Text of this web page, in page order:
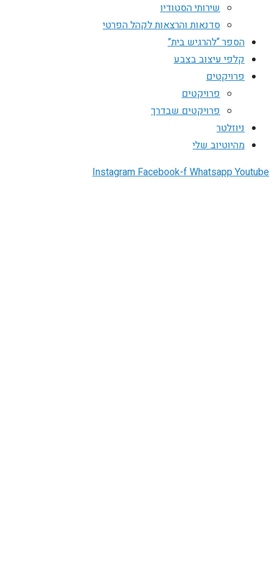
שירותי הסטודיו
סדנאות והרצאות לקהל הפרטי
הספר “להרגיש בית”
קלפי עיצוב בצבע
פרויקטים
פרויקטים
פרויקטים שבדרך
ניוזלטר
מהיוטיוב שלי
InstagramFacebook-fWhatsappYoutube